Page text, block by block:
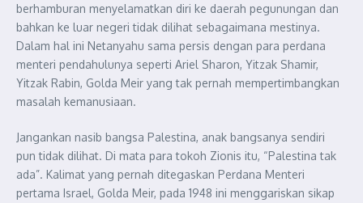
berhamburan menyelamatkan diri ke daerah pegunungan dan
bahkan ke luar negeri tidak dilihat sebagaimana mestinya.
Dalam hal ini Netanyahu sama persis dengan para perdana
menteri pendahulunya seperti Ariel Sharon, Yitzak Shamir,
Yitzak Rabin, Golda Meir yang tak pernah mempertimbangkan
masalah kemanusiaan.
Jangankan nasib bangsa Palestina, anak bangsanya sendiri
pun tidak dilihat. Di mata para tokoh Zionis itu, “Palestina tak
ada”. Kalimat yang pernah ditegaskan Perdana Menteri
pertama Israel, Golda Meir, pada 1948 ini menggariskan sikap